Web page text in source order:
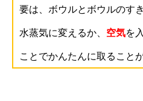
要は、ボウルとボウルのす
水蒸気に変えるか、 空気を
ことでかんたんに取ること